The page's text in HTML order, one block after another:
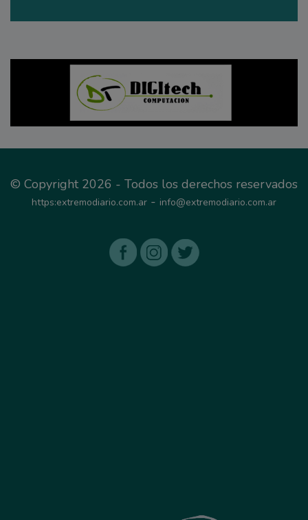
© Copyright 2026 - Todos los derechos reservados
https:extremodiario.com.ar - info@extremodiario.com.ar